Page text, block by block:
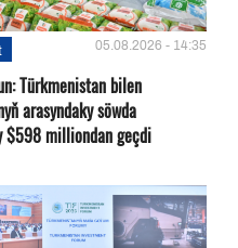
05.08.2026 - 14:35
Türkmenistan bilen
arasyndaky söwda
$598 milliondan geçdi